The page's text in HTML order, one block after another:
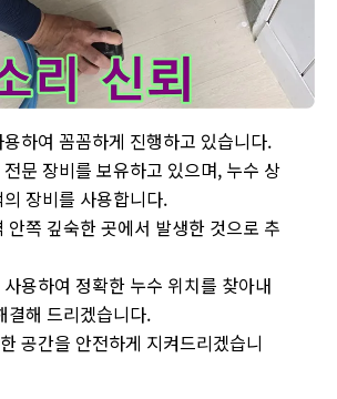
하여 꼼꼼하게 진행하고 있습니다.
문 장비를 보유하고 있으며, 누수 상
장비를 사용합니다.
안쪽 깊숙한 곳에서 발생한 것으로 추
용하여 정확한 누수 위치를 찾아내
결해 드리겠습니다.
공간을 안전하게 지켜드리겠습니